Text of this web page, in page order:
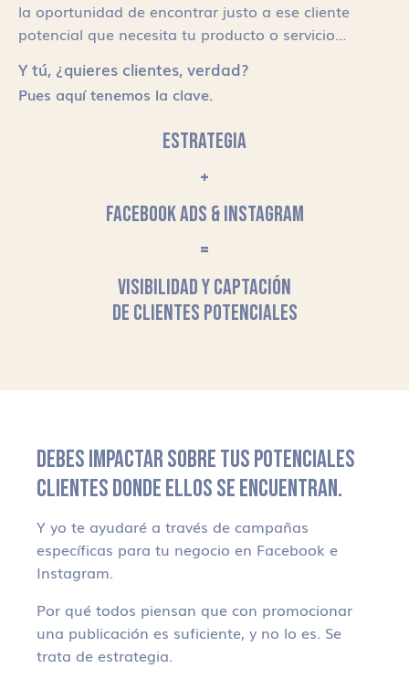
la oportunidad de encontrar justo a ese cliente
potencial que necesita tu producto o servicio…
Y tú, ¿quieres clientes, verdad?
Pues aquí tenemos la clave.
ESTRATEGIA
+
FACEBOOK ADS & INSTAGRAM
=
VISIBILIDAD Y CAPTACIÓN
DE CLIENTES POTENCIALES
DEBES IMPACTAR SOBRE TUS POTENCIALES
CLIENTES DONDE ELLOS SE ENCUENTRAN.
Y yo te ayudaré a través de campañas
específicas para tu negocio en Facebook e
Instagram.
Por qué todos piensan que con promocionar
una publicación es suficiente, y no lo es. Se
trata de estrategia.